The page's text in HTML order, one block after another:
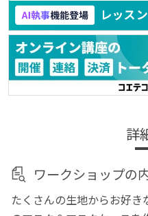
詳
ワークショップの
たくさんの生地からお好